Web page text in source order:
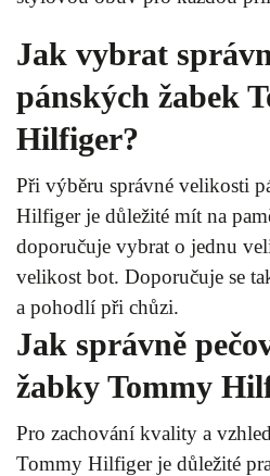
Jak vybrat
pánských žabek
Hilfiger?
Při výběru správné velikosti
Hilfiger je důležité mít na
doporučuje vybrat o jednu
velikost bot. Doporučuje se
a pohodlí při chůzi.
Jak správně
žabky Tommy
Pro zachování kvality a
Tommy Hilfiger je důležité